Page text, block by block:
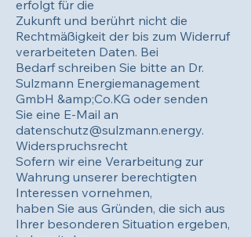
erfolgt für die
Zukunft und berührt nicht die
Rechtmäßigkeit der bis zum Widerruf
verarbeiteten Daten. Bei
Bedarf schreiben Sie bitte an Dr.
Sulzmann Energiemanagement
GmbH &amp;Co.KG oder senden
Sie eine E-Mail an
datenschutz@sulzmann.energy.
Widerspruchsrecht
Sofern wir eine Verarbeitung zur
Wahrung unserer berechtigten
Interessen vornehmen,
haben Sie aus Gründen, die sich aus
Ihrer besonderen Situation ergeben,